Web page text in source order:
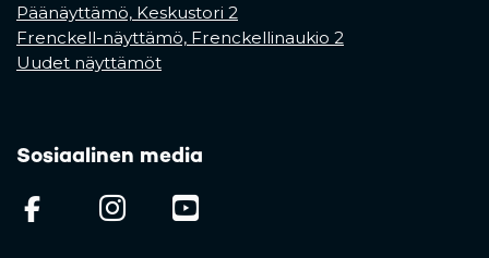
Päänäyttämö, Keskustori 2
Frenckell-näyttämö, Frenckellinaukio 2
Uudet näyttämöt
Sosiaalinen media
(opens in a new tab)
(opens in a new tab)